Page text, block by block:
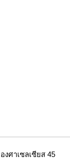
ศาเซลเซียส 45